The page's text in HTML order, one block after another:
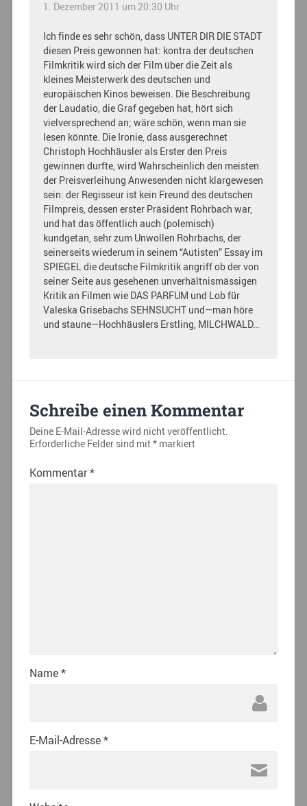
1. Dezember 2011 um 20:30 Uhr
Ich finde es sehr schön, dass UNTER DIR DIE STADT
diesen Preis gewonnen hat: kontra der deutschen
Filmkritik wird sich der Film über die Zeit als
kleines Meisterwerk des deutschen und
europäischen Kinos beweisen. Die Beschreibung
der Laudatio, die Graf gegeben hat, hört sich
vielversprechend an; wäre schön, wenn man sie
lesen könnte. Die Ironie, dass ausgerechnet
Christoph Hochhäusler als Erster den Preis
gewinnen durfte, wird Wahrscheinlich den meisten
der Preisverleihung Anwesenden nicht klargewesen
sein: der Regisseur ist kein Freund des deutschen
Filmpreis, dessen erster Präsident Rohrbach war,
und hat das öffentlich auch (polemisch)
kundgetan, sehr zum Unwollen Rohrbachs, der
seinerseits wiederum in seinem “Autisten” Essay im
SPIEGEL die deutsche Filmkritik angriff ob der von
seiner Seite aus gesehenen unverhältnismässigen
Kritik an Filmen wie DAS PARFUM und Lob für
Valeska Grisebachs SEHNSUCHT und—man höre
und staune—Hochhäuslers Erstling, MILCHWALD…
Schreibe einen Kommentar
Deine E-Mail-Adresse wird nicht veröffentlicht.
Erforderliche Felder sind mit*markiert
Kommentar*
Name*
E-Mail-Adresse*